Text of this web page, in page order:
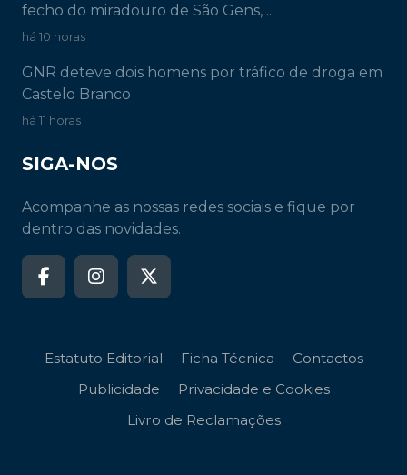
fecho do miradouro de São Gens, ...
há 10 horas
GNR deteve dois homens por tráfico de droga em
Castelo Branco
há 11 horas
SIGA-NOS
Acompanhe as nossas redes sociais e fique por
dentro das novidades.
Estatuto Editorial Ficha Técnica
Contactos
Publicidade
Privacidade e Cookies
Livro de Reclamações